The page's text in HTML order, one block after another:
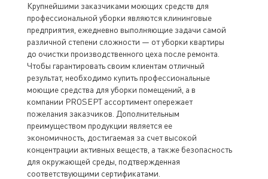
Крупнейшими заказчиками моющих средств для
профессиональной уборки являются клининговые
предприятия, ежедневно выполняющие задачи самой
различной степени сложности — от уборки квартиры
до очистки производственного цеха после ремонта.
Чтобы гарантировать своим клиентам отличный
результат, необходимо купить профессиональные
моющие средства для уборки помещений, а в
компании PROSEPT ассортимент опережает
пожелания заказчиков. Дополнительным
преимуществом продукции является ее
экономичность, достигаемая за счет высокой
концентрации активных веществ, а также безопасность
для окружающей среды, подтвержденная
соответствующими сертификатами.